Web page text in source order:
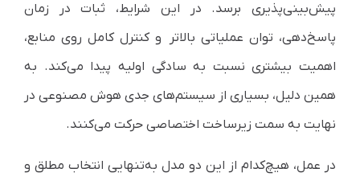
پیش‌بینی‌پذیری برسد. در این شرایط، ثبات در زمان
پاسخ‌دهی، توان عملیاتی بالاتر و کنترل کامل روی منابع،
اهمیت بیشتری نسبت به سادگی اولیه پیدا می‌کند. به
همین دلیل، بسیاری از سیستم‌های جدی هوش مصنوعی در
نهایت به سمت زیرساخت اختصاصی حرکت می‌کنند.
در عمل، هیچ‌کدام از این دو مدل به‌تنهایی انتخاب مطلق و